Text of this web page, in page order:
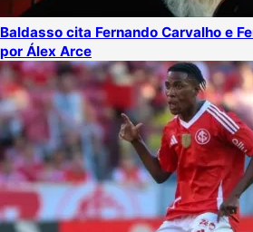
Baldasso cita Fernando Carvalho e
por Álex Arce